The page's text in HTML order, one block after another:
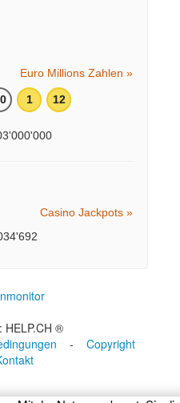
Euro Millions Zahlen »
1 12
Casino Jackpots »
HELP.CH ®
- Copyright